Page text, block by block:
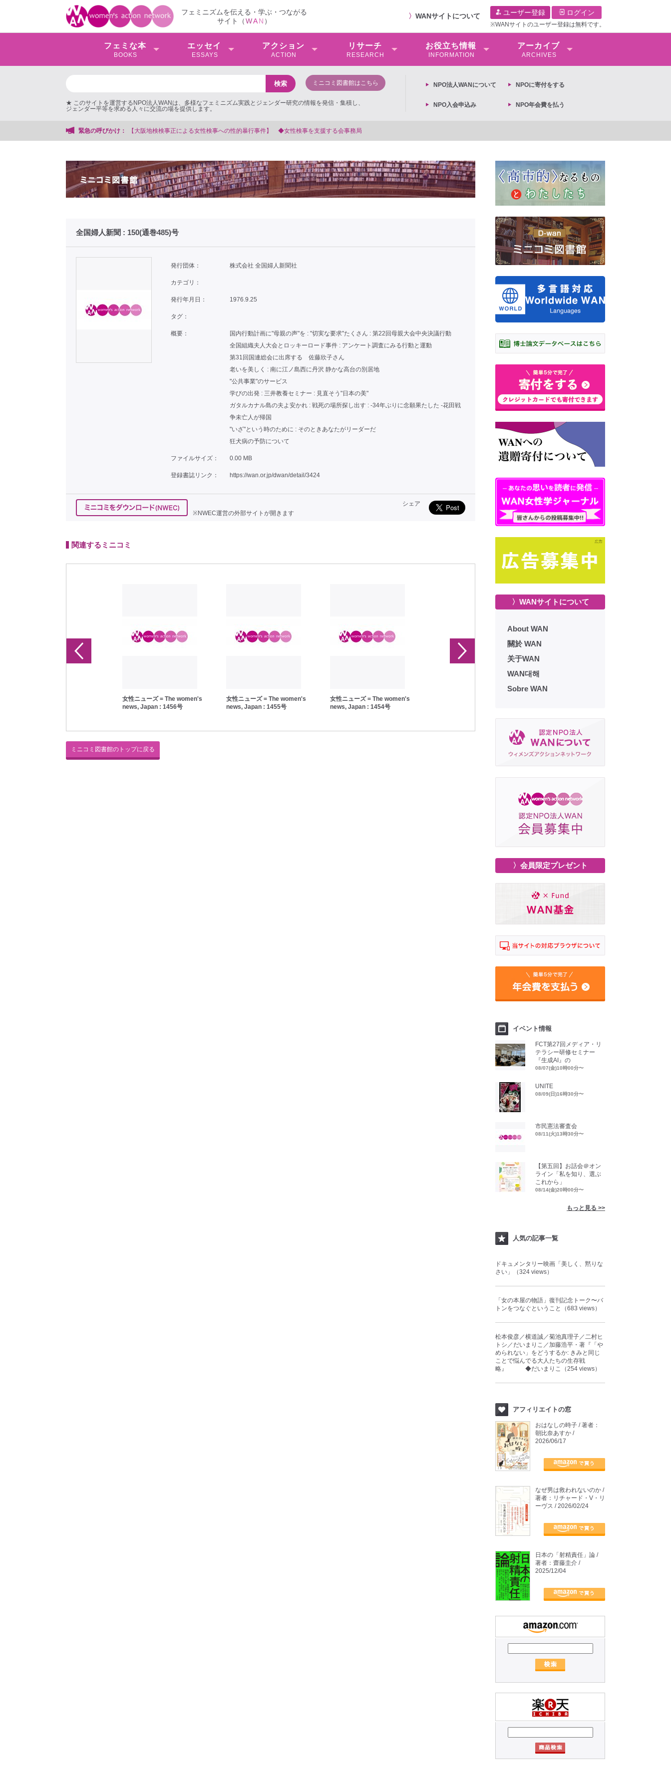
フェミニズムを伝える・学ぶ・つながる
サイト（WAN ）
〉 WANサイトについて ユーザー登録 ログイン
※WANサイトのユーザー登録は無料です。
フェミな本
BOOKS
エッセイ
ESSAYS
アクション
ACTION
リサーチ
RESEARCH
お役⽴ち情報
INFORMATION
アーカイブ
ARCHIVES
ミニコミ図書館はこちら
★ このサイトを運営するNPO法人WANは、多様なフェミニズム実践とジェンダー研究の情報を発信・集積し、
ジェンダー平等を求める人々に交流の場を提供します。
NPO法⼈WANについて NPOに寄付をする
NPO入会申込み NPO年会費を払う
緊急の呼びかけ：
検検事正による女性検事への性的暴行事件】 ◆女性検事を支援する会事務局
全国婦人新聞 : 150(通巻485)号
発行団体： 株式会社 全国婦人新聞社
カテゴリ：
発行年月日： 1976.9.25
タグ：
概要：
国内行動計画に"母親の声"を : "切実な要求"たくさん : 第22回母親大会中央決議行動
全国組織夫人大会とロッキーロード事件 : アンケート調査にみる行動と運動
第31回国連総会に出席する 佐藤欣子さん
老いを美しく : 南に江ノ島西に丹沢 静かな高台の別居地
"公共事業"のサービス
学びの出発 : 三井教養セミナー : 見直そう"日本の美"
ガタルカナル島の夫よ安かれ : 戦死の場所探し出す : -34年ぶりに念願果たした -花田戦
争未亡人が帰国
"いざ"という時のために : そのときあなたがリーダーだ
狂犬病の予防について
ファイルサイズ： 0.00 MB
登録書誌リンク： https://wan.or.jp/dwan/detail/3424
※NWEC運営の外部サイトが開きます
シェア
関連するミニコミ
女性ニューズ = The women's
news, Japan : 1456号
女性ニューズ = The women's
news, Japan : 1455号
女性ニューズ = The women's
news, Japan : 1454号
ミニコミ図書館のトップに戻る
〉WANサイトについて
About WAN
關於 WAN
关于WAN
WAN대해
Sobre WAN
〉会員限定プレゼント
イベント情報
FCT第27回メディア・リ
テラシー研修セミナー
『生成AI』の
08/07(金)10時00分〜
UNITE
08/09(日)16時30分〜
市民憲法審査会
08/11(火)13時30分〜
【第五回】お話会＠オン
ライン「私を知り、選ぶ
これから」
08/14(金)20時00分〜
もっと見る >>
人気の記事一覧
ドキュメンタリー映画「美しく、黙りな
さい」（324 views）
「女の本屋の物語」復刊記念トーク〜バ
トンをつなぐということ（683 views）
松本俊彦／横道誠／菊池真理子／二村ヒ
トシ／だいまりこ／加藤浩平・著『「や
められない」をどうするか: きみと同じ
ことで悩んでる大人たちの生存戦
略』 ◆だいまりこ（254 views）
アフィリエイトの窓
おはなしの時子 / 著者：
朝比奈あすか /
2026/06/17
なぜ男は救われないのか /
著者：リチャード・V・リ
ーヴス / 2026/02/24
日本の「射精責任」論 /
著者：齋藤圭介 /
2025/12/04